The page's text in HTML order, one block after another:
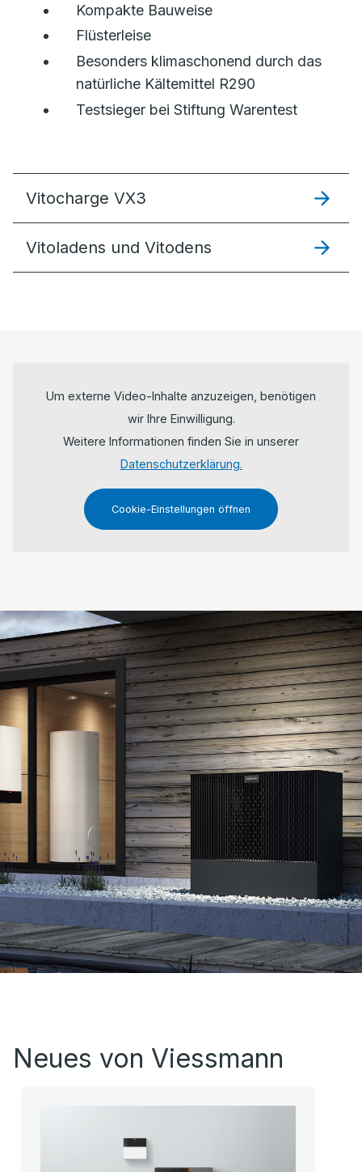
Kompakte Bauweise
Flüsterleise
Besonders klimaschonend durch das
natürliche Kältemittel R290
Testsieger bei Stiftung Warentest
Vitocharge VX3
Vitoladens und Vitodens
Um externe Video-Inhalte anzuzeigen, benötigen
wir Ihre Einwilligung.
Weitere Informationen finden Sie in unserer
Datenschutzerklärung.
Cookie-Einstellungen öffnen
Neues von Viessmann